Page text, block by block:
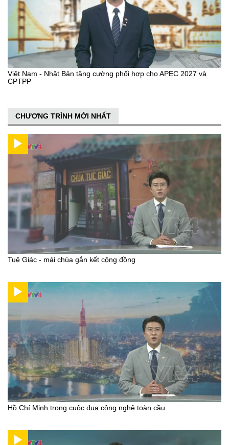
Việt Nam - Nhật Bản tăng cường phối hợp cho APEC 2027 và
CPTPP
CHƯƠNG TRÌNH MỚI NHẤT
Tuệ Giác - mái chùa gắn kết cộng đồng
Hồ Chí Minh trong cuộc đua công nghệ toàn cầu